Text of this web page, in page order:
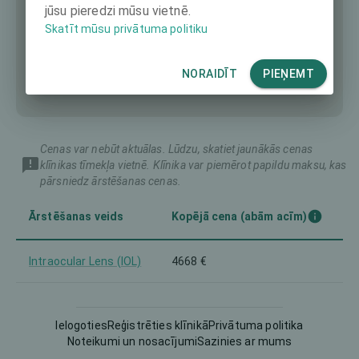
Cenas var nebūt aktuālas. Lūdzu, skatiet jaunākās cenas
klīnikas tīmekļa vietnē. Klīnika var piemērot papildu maksu, kas
pārsniedz ārstēšanas cenas.
Ārstēšanas veids Kopējā cena (abām acīm)
Intraocular Lens (IOL) 4668 €
IelogotiesReģistrēties klīnikāPrivātuma politika
Noteikumi un nosacījumiSazinies ar mums
jūsu pieredzi mūsu vietnē.
Skatīt mūsu privātuma politiku
NORAIDĪT PIEŅEMT